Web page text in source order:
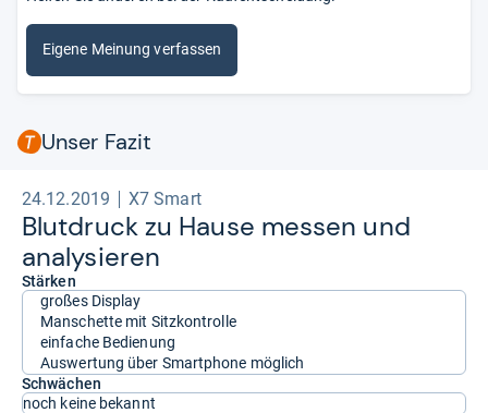
Eigene Meinung verfassen
Unser Fazit
24.12.2019 X7 Smart
Blut­druck zu Hause mes­sen und
ana­ly­sie­ren
Stärken
großes Display
Manschette mit Sitzkontrolle
einfache Bedienung
Auswertung über Smartphone möglich
Schwächen
noch keine bekannt